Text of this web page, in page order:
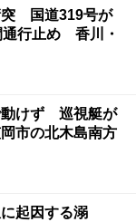
突 国道319号が
通行止め 香川・
動けず 巡視艇が
市の北木島南方
起因する溺